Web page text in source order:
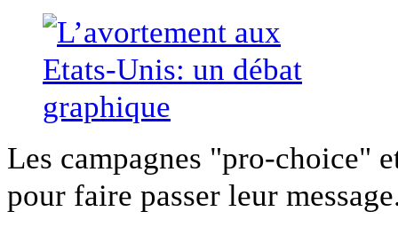
Les campagnes "pro-choice"
pour faire passer leur